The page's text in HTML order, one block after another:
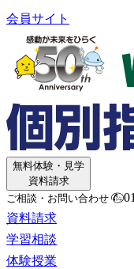
会員サイト
無料体験・見学
資料請求
ご相談・お問い合わせ
資料請求
学習相談
体験授業